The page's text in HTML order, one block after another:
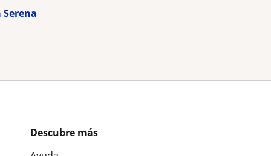
Descubre más